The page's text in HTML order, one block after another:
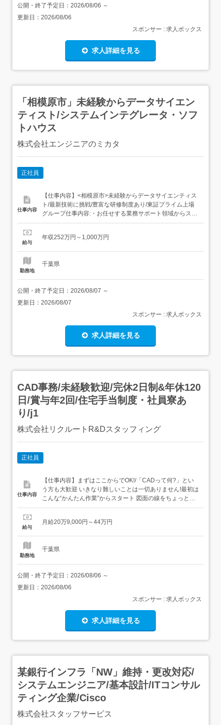
公開・終了予定日： 2026/08/06 ～
更新日： 2026/08/06
スポンサー : 求人ボックス
求人詳細を見る
「相模原市」未経験からデータサイエン
ティスト/システムインテグレータ・ソフ
トハウス
株式会社エンジニアのミカタ
正社員
仕事内容
【仕事内容】<相模原市>未経験からデータサイエンティス
ト/最新技術に挑戦/豊富な研修制度あり/東証プライム上場
グループ仕事内容:・お任せする業務サポート領域からスタ
ート!・アシスタント業務・システムの動作テスト・検証作
に携われます。・大規模言語モデルAIサービス開発・メタ
給与
年収252万円～1,000万円
勤務地
千葉県
公開・終了予定日： 2026/08/07 ～
更新日： 2026/08/07
スポンサー : 求人ボックス
求人詳細を見る
CAD事務/未経験歓迎/完休2日制&年休120
日/賞与年2回/住宅手当制度・社員寮あ
り/j1
株式会社リクルートR&Dスタッフィング
正社員
仕事内容
【仕事内容】まずはここからでOK!/「CADって何?」とい
う方も大歓迎 いきなり難しいことは一切ありません!最初は
こんな“かんたん作業”からスタート 図面の線をちょっと動
かすだけ 決まったフォーマットに数字を入力→いわば“パ
まずはメールの送り方やあいさつといった基本的なビジネ
給与
月給20万9,000円～44万円
勤務地
千葉県
公開・終了予定日： 2026/08/06 ～
更新日： 2026/08/06
スポンサー : 求人ボックス
求人詳細を見る
某銀行インフラ「NW」維持・更改対応/
システムエンジニア/基本設計/ITコンサル
ティング企業/Cisco
株式会社スタッフサービス